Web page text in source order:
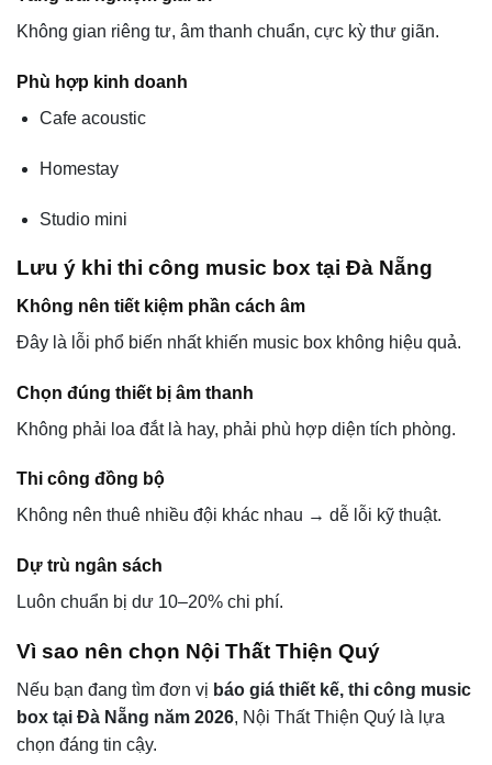
Không gian riêng tư, âm thanh chuẩn, cực kỳ thư giãn.
Phù hợp kinh doanh
Cafe acoustic
Homestay
Studio mini
Lưu ý khi thi công music box tại Đà Nẵng
Không nên tiết kiệm phần cách âm
Đây là lỗi phổ biến nhất khiến music box không hiệu quả.
Chọn đúng thiết bị âm thanh
Không phải loa đắt là hay, phải phù hợp diện tích phòng.
Thi công đồng bộ
Không nên thuê nhiều đội khác nhau → dễ lỗi kỹ thuật.
Dự trù ngân sách
Luôn chuẩn bị dư 10–20% chi phí.
Vì sao nên chọn Nội Thất Thiện Quý
Nếu bạn đang tìm đơn vị báo giá thiết kế, thi công music
box tại Đà Nẵng năm 2026, Nội Thất Thiện Quý là lựa
chọn đáng tin cậy.